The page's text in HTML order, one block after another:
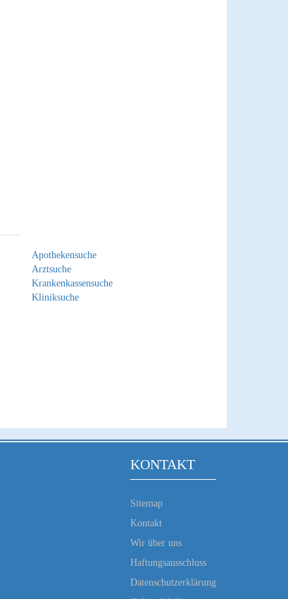
Apothekensuche
Arztsuche
Krankenkassensuche
Kliniksuche
KONTAKT
Sitemap
Kontakt
Wir über uns
Haftungsausschluss
Datenschutzerklärung